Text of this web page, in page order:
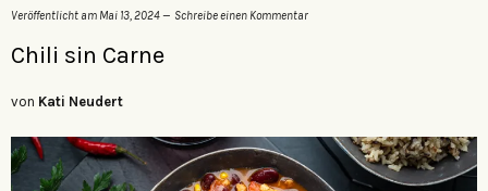
Veröffentlicht am Mai 13, 2024 Schreibe einen Kommentar
Chili sin Carne
von Kati Neudert